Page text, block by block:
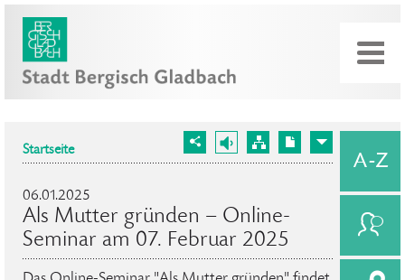
Startseite
06.01.2025
Als Mutter gründen – Online-
Seminar am 07. Februar 2025